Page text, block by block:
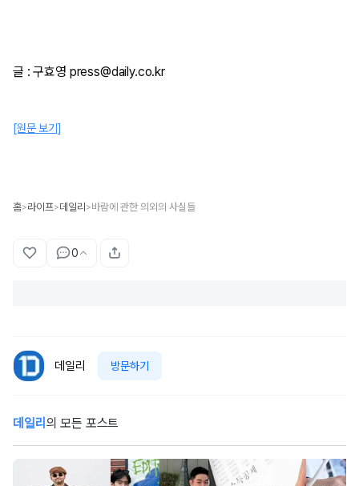
글 : 구효영 press@daily.co.kr
[원문 보기]
홈>라이프>데일리 >바람에 관한 의외의 사실들
0
데일리 방문하기
데일리 의 모든 포스트